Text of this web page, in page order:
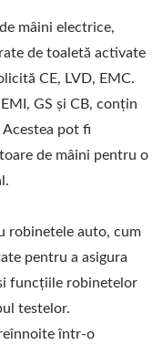
mâini electrice,
de toaletă activate
CE, LVD, EMC.
GS și CB, conțin
pot fi
de mâini pentru o
robinetele auto, cum
pentru a asigura
funcțiile robinetelor
testelor.
într-o